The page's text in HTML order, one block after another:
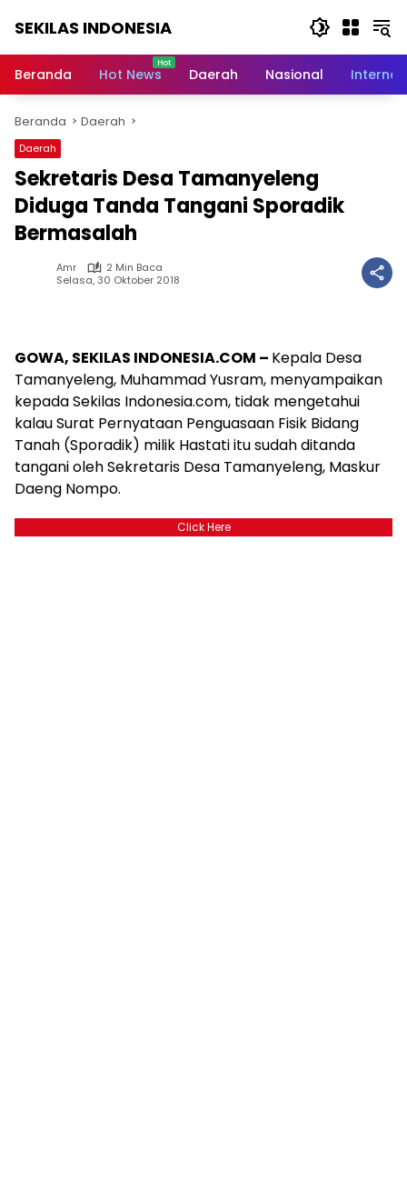
SEKILAS INDONESIA
Terkini,
Latest
World,
Headlines,
News
Today
Beranda Hot News Daerah Nasional
Beranda Daerah
Daerah
Sekretaris Desa Tamanyeleng
Diduga Tanda Tangani Sporadik
Bermasalah
Amr
2 Min Baca
Selasa, 30 Oktober 2018
GOWA, SEKILAS INDONESIA.COM – Kepala Desa
Tamanyeleng, Muhammad Yusram, menyampaikan
kepada Sekilas Indonesia.com, tidak mengetahui
kalau Surat Pernyataan Penguasaan Fisik Bidang
Tanah (Sporadik) milik Hastati itu sudah ditanda
tangani oleh Sekretaris Desa Tamanyeleng, Maskur
Daeng Nompo.
Click Here